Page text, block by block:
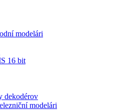
modelári
16 bit
dekodérov
modelári